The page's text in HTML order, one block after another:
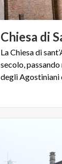
Chiesa di
La Chiesa di
secolo,
degli Agostiniani